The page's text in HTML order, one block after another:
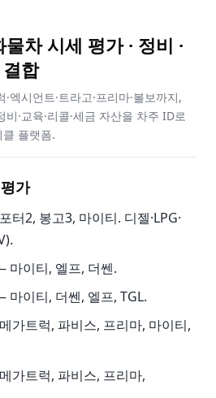
차 시세 평가 · 정비 ·
합
·엑시언트·트라고·프리마·볼보까지,
·교육·리콜·세금 자산을 차주 ID로
플랫폼.
가
터2, 봉고3, 마이티. 디젤·LPG·
마이티, 엘프, 더쎈.
마이티, 더쎈, 엘프, TGL.
가트럭, 파비스, 프리마, 마이티,
가트럭, 파비스, 프리마,